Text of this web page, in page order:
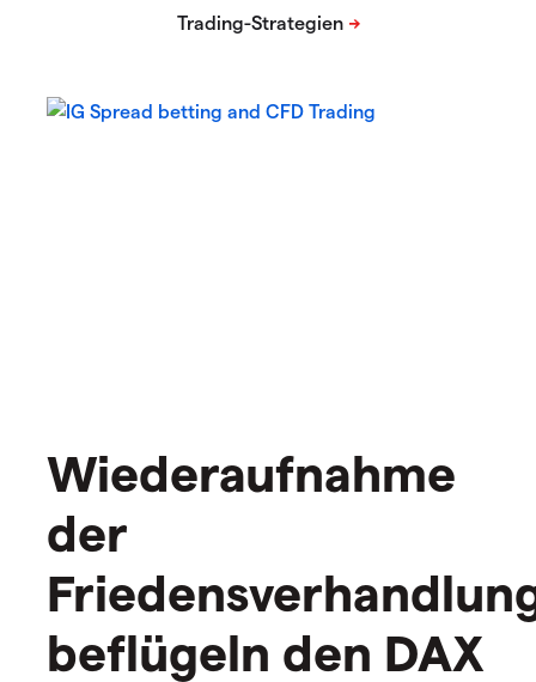
Wiederaufnahme
der
beflügeln den DAX